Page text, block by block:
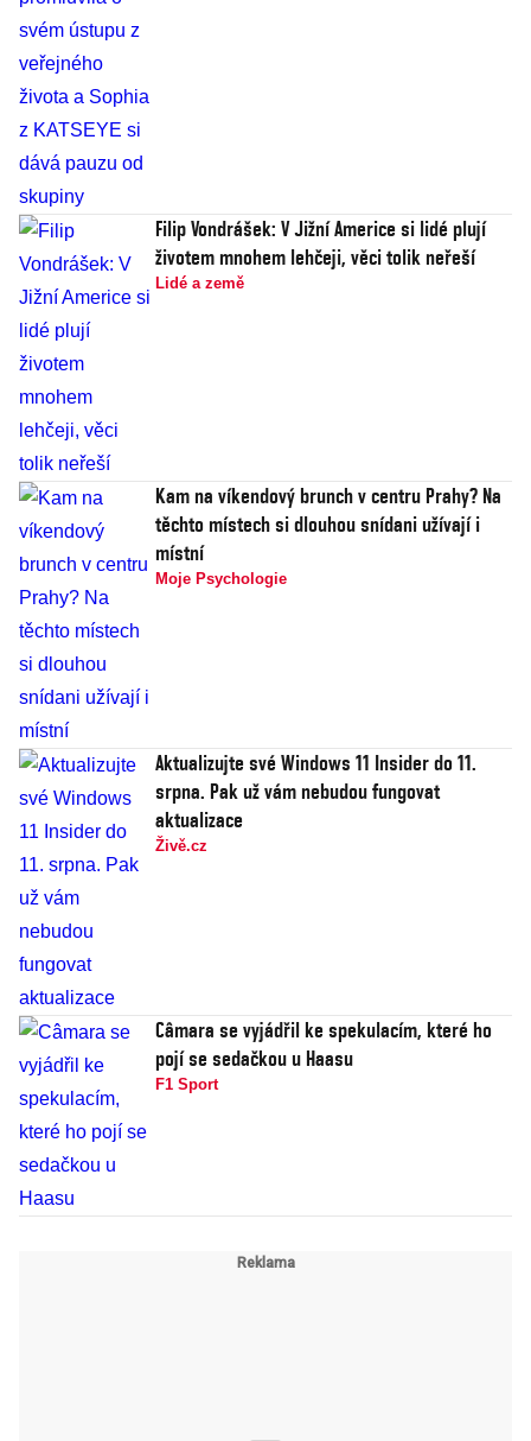
Filip Vondrášek: V Jižní Americe si lidé plují
životem mnohem lehčeji, věci tolik neřeší
Lidé a země
Kam na víkendový brunch v centru Prahy? Na
těchto místech si dlouhou snídani užívají i
místní
Moje Psychologie
Aktualizujte své Windows 11 Insider do 11.
srpna. Pak už vám nebudou fungovat
aktualizace
Živě.cz
Câmara se vyjádřil ke spekulacím, které ho
pojí se sedačkou u Haasu
F1 Sport